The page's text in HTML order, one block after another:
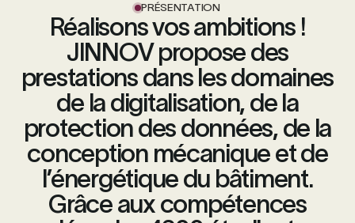
PRÉSENTATION
Réalisons vos ambitions !
JINNOV propose des
prestations dans les domaines
de la digitalisation, de la
protection des données, de la
conception mécanique et de
l’énergétique du bâtiment.
Grâce aux compétences